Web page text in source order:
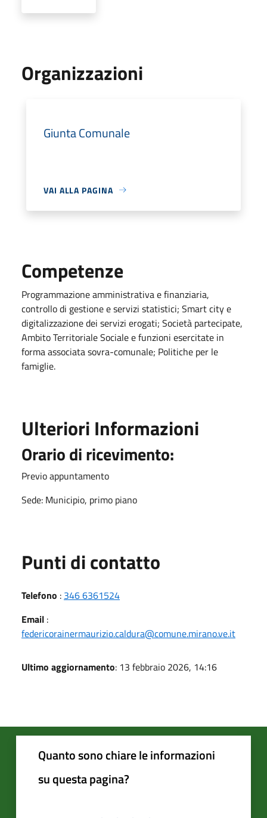
Organizzazioni
Giunta Comunale
VAI ALLA PAGINA
Competenze
Programmazione amministrativa e finanziaria,
controllo di gestione e servizi statistici; Smart city e
digitalizzazione dei servizi erogati; Società partecipate,
Ambito Territoriale Sociale e funzioni esercitate in
forma associata sovra-comunale; Politiche per le
famiglie.
Ulteriori Informazioni
Orario di ricevimento:
Previo appuntamento
Sede: Municipio, primo piano
Punti di contatto
Telefono : 346 6361524
Email :
federicorainermaurizio.caldura@comune.mirano.ve.it
Ultimo aggiornamento: 13 febbraio 2026, 14:16
Quanto sono chiare le informazioni
su questa pagina?